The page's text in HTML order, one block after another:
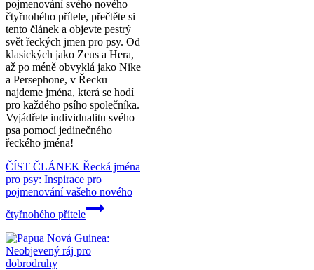
pojmenování svého nového
čtyřnohého přítele, přečtěte si
tento článek a objevte pestrý
svět řeckých jmen pro psy. Od
klasických jako Zeus a Hera,
až po méně obvyklá jako Nike
a Persephone, v Řecku
najdeme jména, která se hodí
pro každého psího společníka.
Vyjádřete individualitu svého
psa pomocí jedinečného
řeckého jména!
ČÍST ČLÁNEK Řecká jména
pro psy: Inspirace pro
pojmenování vašeho nového
čtyřnohého přítele